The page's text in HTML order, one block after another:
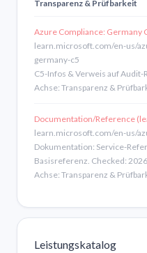
Transparenz & Prüfbarkeit
Azure Compliance: Germany
learn.microsoft.com/en-us/
germany-c5
C5-Infos & Verweis auf Audit-
Achse: Transparenz &
Documentation/Reference
learn.microsoft.com/en-us/
Dokumentation: Service-
Basisreferenz. Checked:
Achse: Transparenz &
Leistungskatalog